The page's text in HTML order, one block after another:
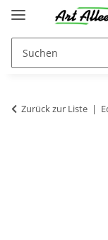
Zurück zur Liste